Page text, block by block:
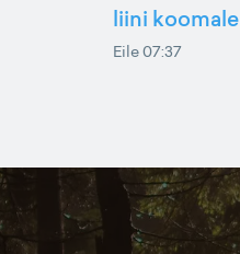
liini koomale
Eile 07:37